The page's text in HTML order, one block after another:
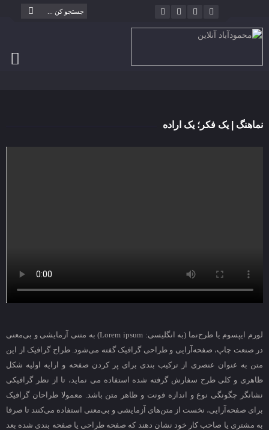
نماهنگ | یک فکر؛ یک اراده
لورم ایپسوم یا طرح‌نما (به انگلیسی: Lorem ipsum) به متنی آزمایشی و بی‌معنی
در صنعت چاپ، صفحه‌آرایی و طراحی گرافیک گفته می‌شود. طراح گرافیک از این
متن به عنوان عنصری از ترکیب بندی برای پر کردن صفحه و ارایه اولیه شکل
ظاهری و کلی طرح سفارش گرفته شده استفاده می نماید، تا از نظر گرافیکی
نشانگر چگونگی نوع و اندازه فونت و ظاهر متن باشد. معمولا طراحان گرافیک
برای صفحه‌آرایی، نخست از متن‌های آزمایشی و بی‌معنی استفاده می‌کنند تا صرفا
به مشتری یا صاحب کار خود نشان دهند که صفحه طراحی یا صفحه بندی شده بعد